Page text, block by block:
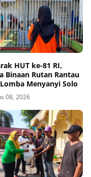
HUT ke-81 RI,
Binaan Rutan Rantau
Menyanyi Solo
08, 2026